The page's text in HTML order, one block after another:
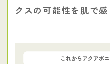
クスの可能性を肌で感